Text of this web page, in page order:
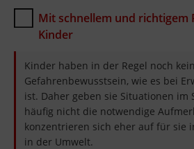
Mit schnellem und richtigem
Kinder
Kinder haben in der Regel noch
Gefahrenbewusstsein, wie es bei
ist. Daher geben sie Situationen im
häufig nicht die notwendige
konzentrieren sich eher auf für sie
in der Umwelt.